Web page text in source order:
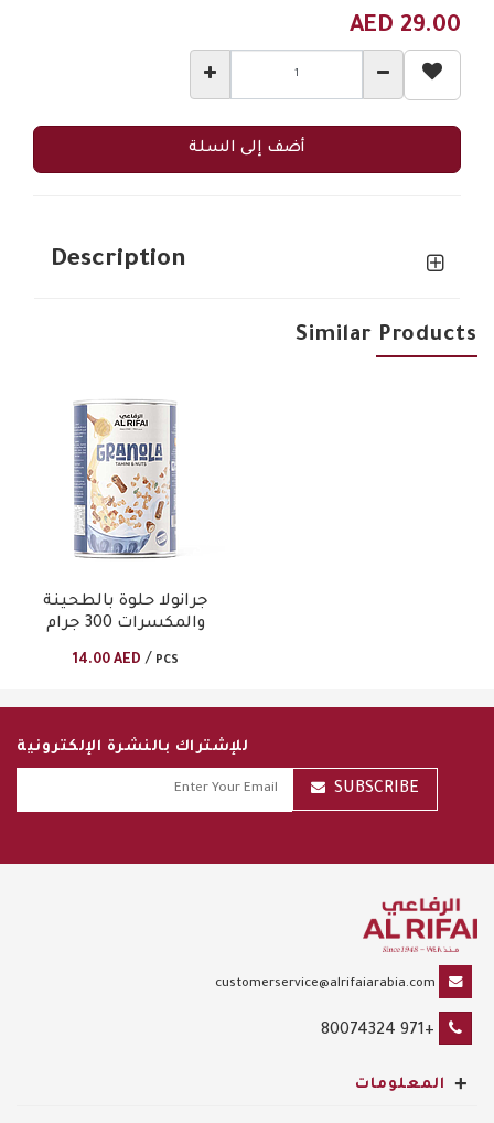
29.00
أضف إلى السلة
Description
Similar Products
جرانولا حلوة بالطحينة
والمكسرات 300 جرام
14.00AED / PCS
للإشتراك بالنشرة الإلكترونية
SUBSCRIBE
customerservice@alrifaiarabia.com
+971 80074324
المعلومات +